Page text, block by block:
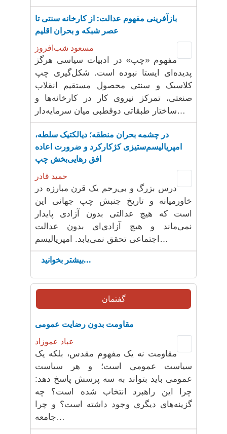
بازآفرینی مفهوم عدالت: از کارخانه سنتی تا
عصر شبکه و بحران اقلیم
مسعود شب‌افروز
مفهوم «چپ» در ادبیات سیاسی هرگز
پدیده‌ای ایستا نبوده است. شکل‌گیری چپ
کلاسیک و سنتی محصول مستقیم انقلاب
صنعتی، تمرکز نیروی کار در کارخانه‌ها و
ساختار طبقاتی دوقطبی میان سرمایه‌دار…
در چشمه بحران منطقه؛ دیالکتیک سلطه،
امپریالیسم‌ستیزی کژکارکرد و ضرورت اعاده
افق رهایی‌بخش چپ
حمید قادر
درس بزرگ و بی‌رحم یک قرن مبارزه در
خاورمیانه و تاریخ جنبش چپ جهانی این
است که هیچ عدالتی بدون آزادی پایدار
نمی‌ماند و هیچ آزادی‌ای بدون عدالت
اجتماعی تحقق نمی‌یابد. امپریالیسم‌…
بیشتر بخوانید...
گفتمان
مقاومت بدون رضایت عمومی
عباد عموزاد
مقاومت نه یک مفهوم مقدس، بلکه یک
سیاست عمومی است؛ و هر سیاست
عمومی باید بتواند به سه پرسش پاسخ دهد:
چرا این راهبرد انتخاب شده است؟ چه
گزینه‌های دیگری وجود داشته است؟ و چرا
جامعه…